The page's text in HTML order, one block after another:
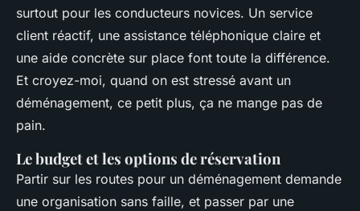
surtout pour les conducteurs novices. Un service
client réactif, une assistance téléphonique claire et
une aide concrète sur place font toute la différence.
Et croyez-moi, quand on est stressé avant un
déménagement, ce petit plus, ça ne mange pas de
pain.
Le budget et les options de réservation
Partir sur les routes pour un déménagement demande
une organisation sans faille, et passer par une